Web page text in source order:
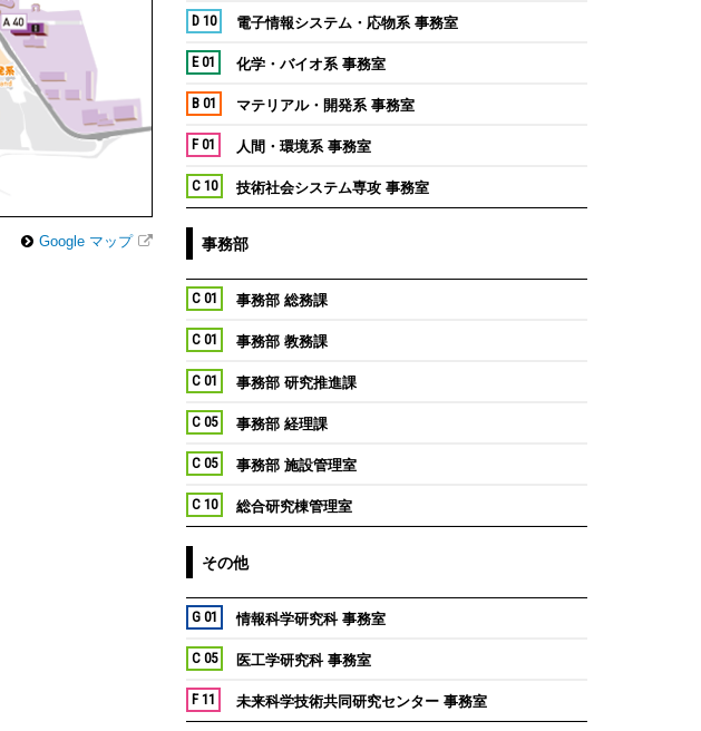
Google マップ
D 10 電子情報システム・応物系 事務室
E 01 化学・バイオ系 事務室
B 01 マテリアル・開発系 事務室
F 01 人間・環境系 事務室
C 10 技術社会システム専攻 事務室
事務部
C 01 事務部 総務課
C 01 事務部 教務課
C 01 事務部 研究推進課
C 05 事務部 経理課
C 05 事務部 施設管理室
C 10 総合研究棟管理室
その他
G 01 情報科学研究科 事務室
C 05 医工学研究科 事務室
F 11 未来科学技術共同研究センター 事務室